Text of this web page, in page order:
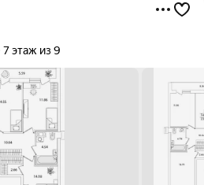
7 этаж из 9